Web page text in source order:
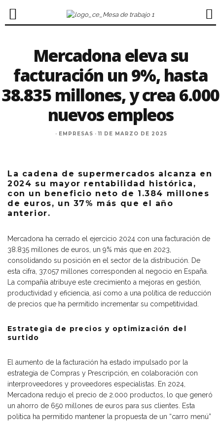
Mercadona eleva su
facturación un 9%, hasta
38.835 millones, y crea 6.000
nuevos empleos
· EMPRESAS · 11 DE MARZO DE 2025
La cadena de supermercados alcanza en
2024 su mayor rentabilidad histórica,
con un beneficio neto de 1.384 millones
de euros, un 37% más que el año
anterior.
Mercadona ha cerrado el ejercicio 2024 con una facturación de
38.835 millones de euros, un 9% más que en 2023,
consolidando su posición en el sector de la distribución. De
esta cifra, 37.057 millones corresponden al negocio en España.
La compañía atribuye este crecimiento a mejoras en gestión,
productividad y eficiencia, así como a una política de reducción
de precios que ha permitido incrementar su competitividad.
Estrategia de precios y optimización del
surtido
El aumento de la facturación ha estado impulsado por la
estrategia de Compras y Prescripción, en colaboración con
interproveedores y proveedores especialistas. En 2024,
Mercadona redujo el precio de 2.000 productos, lo que generó
un ahorro de 650 millones de euros para sus clientes. Esta
política ha permitido mantener la propuesta de un “carro menú”